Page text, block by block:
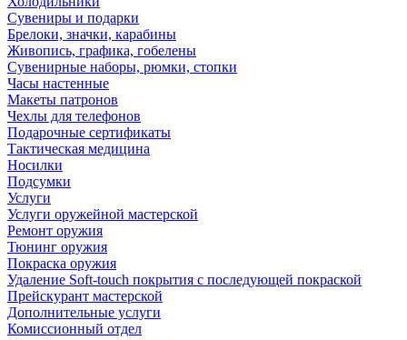
Сувениры и подарки
Брелоки, значки, карабины
Живопись, графика, гобелены
Сувенирные наборы, рюмки, стопки
Часы настенные
Макеты патронов
Чехлы для телефонов
Подарочные сертификаты
Тактическая медицина
Носилки
Подсумки
Услуги
Услуги оружейной мастерской
Ремонт оружия
Тюнинг оружия
Покраска оружия
Удаление Soft-touch покрытия с последующей покраской
Прейскурант мастерской
Дополнительные услуги
Комиссионный отдел